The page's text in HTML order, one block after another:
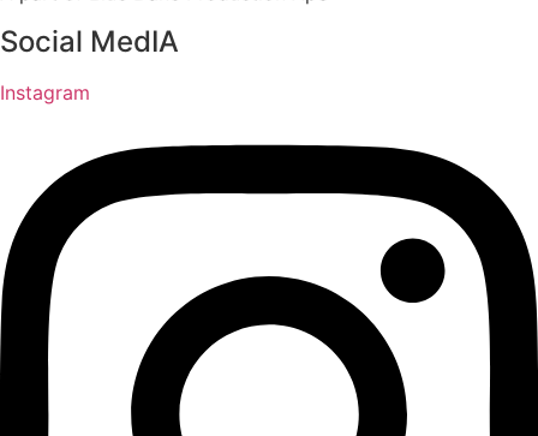
Social MedIA
Instagram